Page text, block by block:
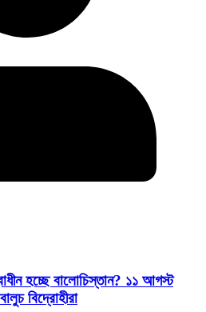
হচ্ছে বালোচিস্তান? ১১ আগস্ট
বিদ্রোহীরা